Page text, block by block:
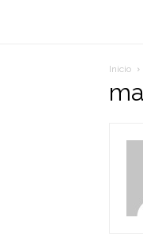
Inicio